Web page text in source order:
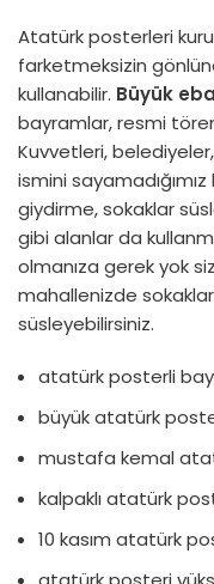
Atatürk posterleri
farketmeksizin
kullanabilir. Büyük
bayramlar, resmi
Kuvvetleri,
ismini
giydirme, sokaklar
gibi alanlar da
olmanıza gerek yok
mahallenizde
süsleyebilirsiniz.
atatürk posterli
büyük atatürk
mustafa kemal
kalpaklı atatürk
10 kasım atatürk